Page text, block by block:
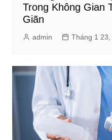
Trong Không Gian
Giãn
admin Tháng 1